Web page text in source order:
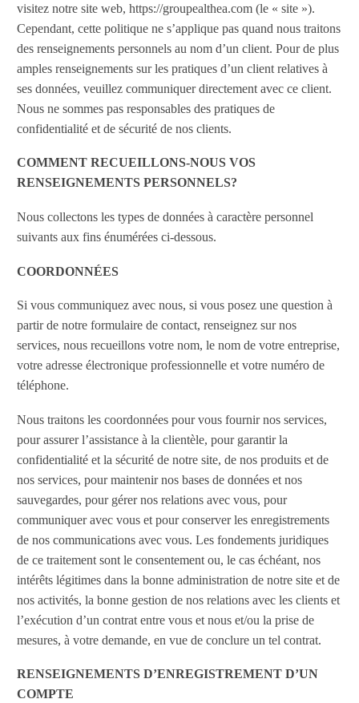
visitez notre site web, https://groupealthea.com (le « site »).
Cependant, cette politique ne s’applique pas quand nous traitons
des renseignements personnels au nom d’un client. Pour de plus
amples renseignements sur les pratiques d’un client relatives à
ses données, veuillez communiquer directement avec ce client.
Nous ne sommes pas responsables des pratiques de
confidentialité et de sécurité de nos clients.
COMMENT RECUEILLONS-NOUS VOS
RENSEIGNEMENTS PERSONNELS?
Nous collectons les types de données à caractère personnel
suivants aux fins énumérées ci-dessous.
COORDONNÉES
Si vous communiquez avec nous, si vous posez une question à
partir de notre formulaire de contact, renseignez sur nos
services, nous recueillons votre nom, le nom de votre entreprise,
votre adresse électronique professionnelle et votre numéro de
téléphone.
Nous traitons les coordonnées pour vous fournir nos services,
pour assurer l’assistance à la clientèle, pour garantir la
confidentialité et la sécurité de notre site, de nos produits et de
nos services, pour maintenir nos bases de données et nos
sauvegardes, pour gérer nos relations avec vous, pour
communiquer avec vous et pour conserver les enregistrements
de nos communications avec vous. Les fondements juridiques
de ce traitement sont le consentement ou, le cas échéant, nos
intérêts légitimes dans la bonne administration de notre site et de
nos activités, la bonne gestion de nos relations avec les clients et
l’exécution d’un contrat entre vous et nous et/ou la prise de
mesures, à votre demande, en vue de conclure un tel contrat.
RENSEIGNEMENTS D’ENREGISTREMENT D’UN
COMPTE